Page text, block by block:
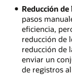
Reducción
pasos
eficiencia,
reducción de
reducción de
enviar un
de registros